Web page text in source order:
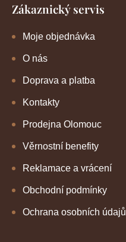
Zákaznický servis
Moje objednávka
O nás
Doprava a platba
Kontakty
Prodejna Olomouc
Věrnostní benefity
Reklamace a vrácení
Obchodní podmínky
Ochrana osobních údajů